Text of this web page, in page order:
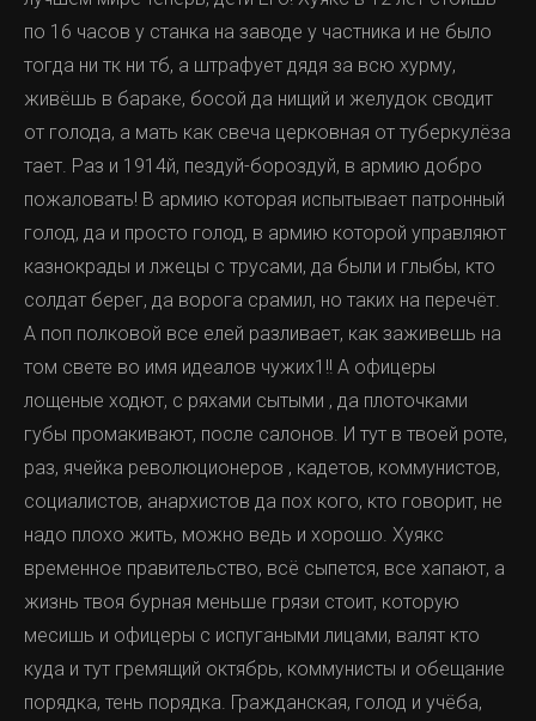
по 16 часов у станка на заводе у частника и не было
тогда ни тк ни тб, а штрафует дядя за всю хурму,
живёшь в бараке, босой да нищий и желудок сводит
от голода, а мать как свеча церковная от туберкулёза
тает. Раз и 1914й, пездуй-бороздуй, в армию добро
пожаловать! В армию которая испытывает патронный
голод, да и просто голод, в армию которой управляют
казнокрады и лжецы с трусами, да были и глыбы, кто
солдат берег, да ворога срамил, но таких на перечёт.
А поп полковой все елей разливает, как заживешь на
том свете во имя идеалов чужих1!! А офицеры
лощеные ходют, с ряхами сытыми , да плоточками
губы промакивают, после салонов. И тут в твоей роте,
раз, ячейка революционеров , кадетов, коммунистов,
социалистов, анархистов да пох кого, кто говорит, не
надо плохо жить, можно ведь и хорошо. Хуякс
временное правительство, всё сыпется, все хапают, а
жизнь твоя бурная меньше грязи стоит, которую
месишь и офицеры с испугаными лицами, валят кто
куда и тут гремящий октябрь, коммунисты и обещание
порядка, тень порядка. Гражданская, голод и учёба,